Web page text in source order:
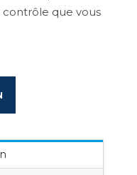
contrôle que vous